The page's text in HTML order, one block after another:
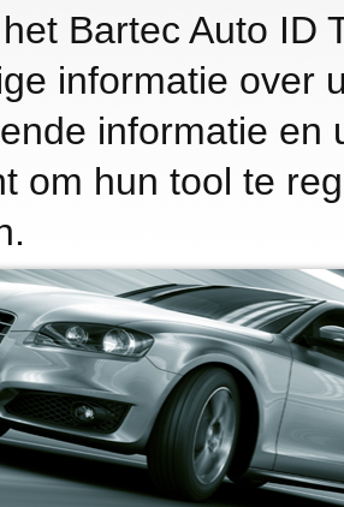
Bartec Auto ID
informatie over
informatie en
om hun tool te